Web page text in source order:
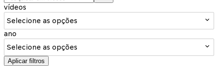
vídeos
Selecione as opções
ano
Selecione as opções
Aplicar filtros